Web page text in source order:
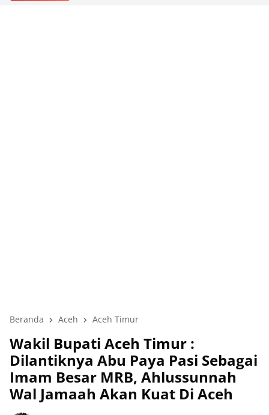
Beranda Aceh Aceh Timur
Wakil Bupati Aceh Timur :
Dilantiknya Abu Paya Pasi Sebagai
Imam Besar MRB, Ahlussunnah
Wal Jamaah Akan Kuat Di Aceh